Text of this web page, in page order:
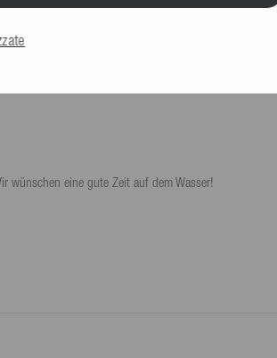
wünschen eine gute Zeit auf dem Wasser!